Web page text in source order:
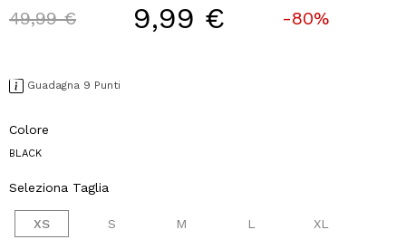
Price reduced from
49,99 €to 9,99 € -80%
Guadagna 9 Punti
Colore
BLACK
Seleziona Taglia
XS S M L XL